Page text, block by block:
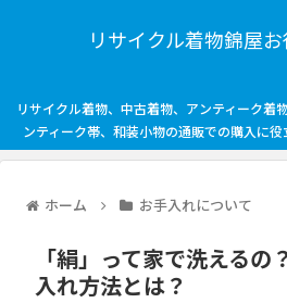
リサイクル着物錦屋
リサイクル着物、中古着物、アンティーク着
ンティーク帯、和装小物の通販での購入に役
ホーム お手入れについて
「絹」って家で洗える
入れ方法とは？